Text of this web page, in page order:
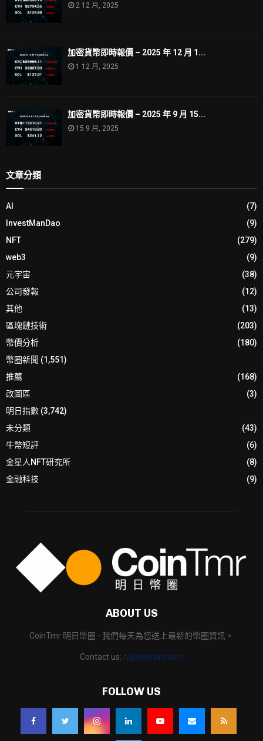
2 12 月, 2025
加密貨幣即時報價 – 2025 年 12 月 1...
1 12 月, 2025
加密貨幣即時報價 – 2025 年 9 月 15...
15 9 月, 2025
文章分類
AI
(7)
InvestManDao
(9)
NFT
(279)
web3
(9)
元宇宙
(38)
公司發報
(12)
其他
(13)
區塊鏈技術
(203)
幣價分析
(180)
幣圈新聞 (1,551)
推薦
(168)
改圖區
(3)
明日指數 (3,742)
未分類
(43)
牛幣短評
(6)
金星人NFT研究所
(8)
金融科技
(9)
ABOUT US
CoinTmr 明日幣圈 - 我們每天為您送上最新的幣圈資訊。
Contact us: hi@cointmr.com
FOLLOW US